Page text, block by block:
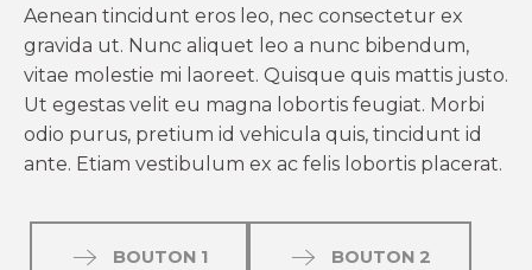
Aenean tincidunt eros leo, nec consectetur ex
gravida ut. Nunc aliquet leo a nunc bibendum,
vitae molestie mi laoreet. Quisque quis mattis justo.
Ut egestas velit eu magna lobortis feugiat. Morbi
odio purus, pretium id vehicula quis, tincidunt id
ante. Etiam vestibulum ex ac felis lobortis placerat.
BOUTON 1 BOUTON 2